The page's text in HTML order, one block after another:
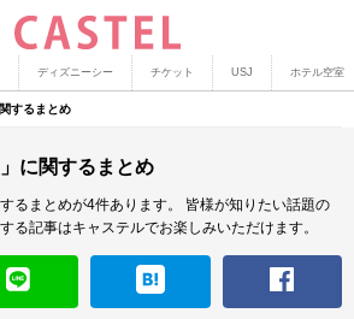
ディズニーシー チケット USJ ホテル空室
するまとめ
に関するまとめ
るまとめが4件あります。
皆様が知りたい話題の
る記事はキャステルでお楽しみいただけます。